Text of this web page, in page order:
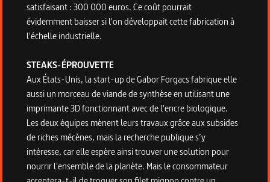
satisfaisant : 300 000 euros. Ce coût pourrait
évidemment baisser si l'on développait cette fabrication à
l'échelle industrielle.
STEAKS-ÉPROUVETTE
Aux États-Unis, la start-up de Gabor Forgacs fabrique elle
aussi un morceau de viande de synthèse en utilisant une
imprimante 3D fonctionnant avec de l'encre biologique.
Les deux équipes mènent leurs travaux grâce aux subsides
de riches mécènes, mais la recherche publique s’y
intéresse, car elle espère ainsi trouver une solution pour
nourrir l'ensemble de la planète. Mais le consommateur